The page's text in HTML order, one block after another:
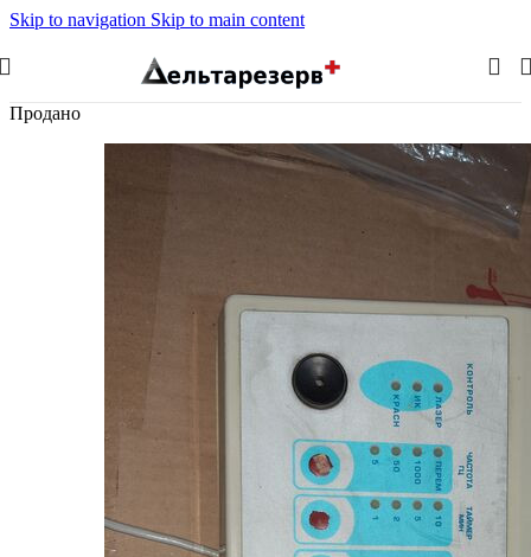
Skip to navigation Skip to main content
Продано